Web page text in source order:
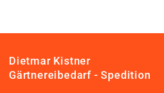
Dietmar Kistner
Gärtnereibedarf - Spedition